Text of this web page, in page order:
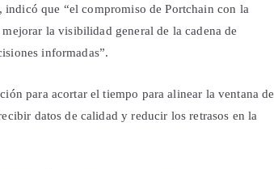
que “el compromiso de Portchain con la
la visibilidad general de la cadena de
informadas”.
para acortar el tiempo para alinear la ventana de
datos de calidad y reducir los retrasos en la